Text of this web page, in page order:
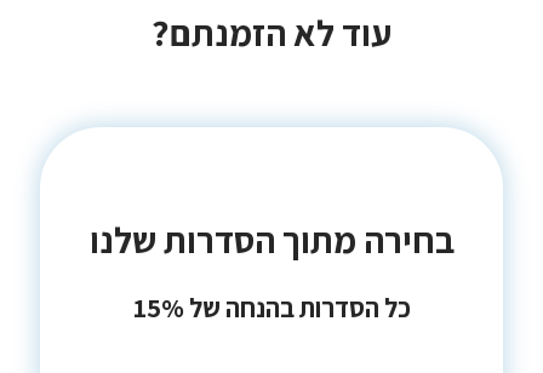
עוד לא הזמנתם?
בחירה מתוך הסדרות שלנו
כל הסדרות בהנחה של 15%